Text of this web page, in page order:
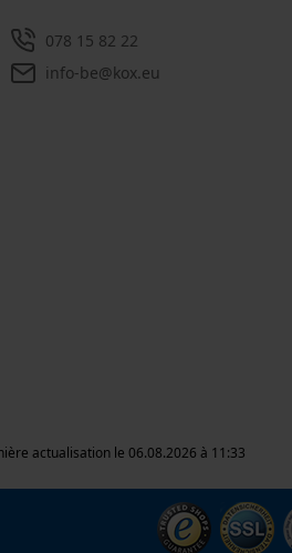
078 15 82 22
info-be@kox.eu
actualisation le 06.08.2026 à 11:33